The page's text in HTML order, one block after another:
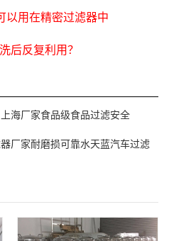
以用在精密过滤器中
后反复利用？
海厂家食品级食品过滤安全
厂家耐磨损可靠水天蓝汽车过滤